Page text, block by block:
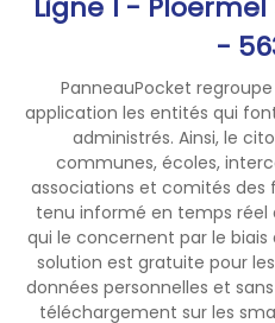
-
PanneauPocket
application les entités qui
administrés. Ainsi, le
communes, écoles,
associations et comités des
tenu informé en temps
qui le concernent par le
solution est gratuite pour
données personnelles et
téléchargement sur les